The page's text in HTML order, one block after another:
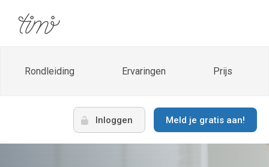
Rondleiding Ervaringen Prijs
Inloggen Meld je gratis aan!